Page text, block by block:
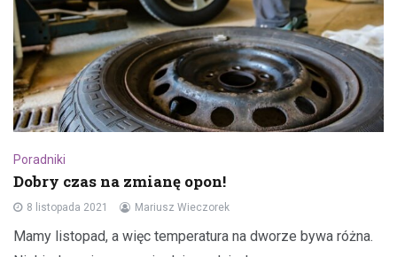
Poradniki
Dobry czas na zmianę opon!
8 listopada 2021 Mariusz Wieczorek
Mamy listopad, a więc temperatura na dworze bywa różna.